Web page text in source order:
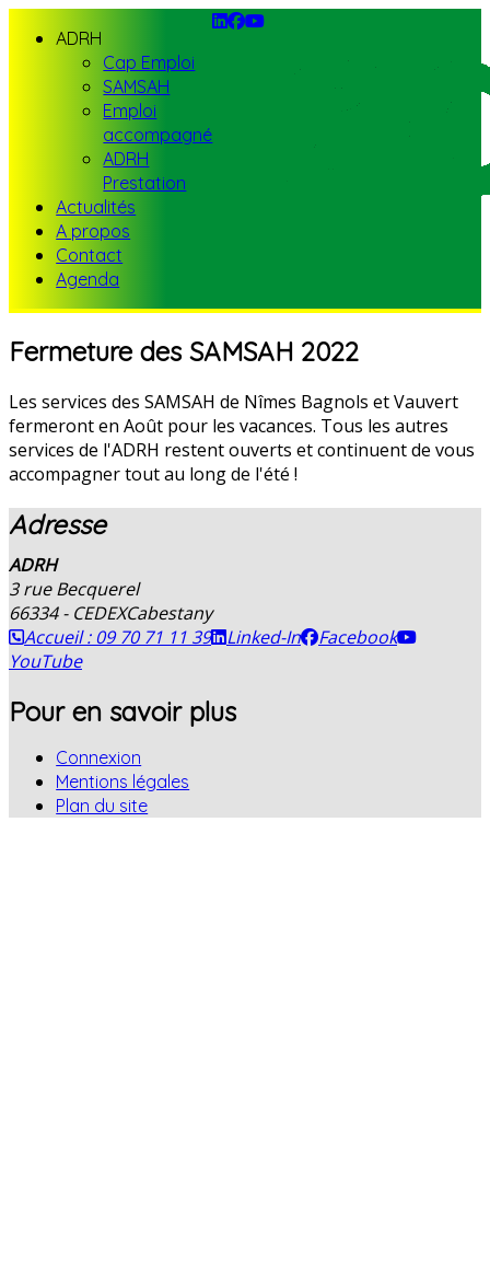
ADRH
Cap Emploi
SAMSAH
Emploi
accompagné
ADRH
Prestation
Actualités
A propos
Contact
Agenda
Fermeture des SAMSAH 2022
Les services des SAMSAH de Nîmes Bagnols et Vauvert
fermeront en Août pour les vacances. Tous les autres
services de l'ADRH restent ouverts et continuent de vous
accompagner tout au long de l'été !
Adresse
ADRH
3 rue Becquerel
66334 - CEDEXCabestany
Accueil : 09 70 71 11 39
Linked-In
Facebook
YouTube
Pour en savoir plus
Connexion
Mentions légales
Plan du site